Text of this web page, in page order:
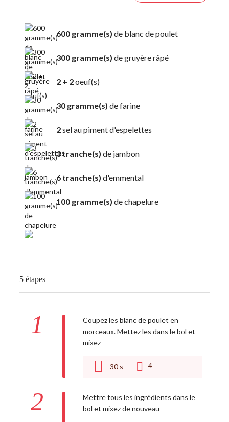
600 gramme(s) de blanc de poulet
300 gramme(s) de gruyère râpé
2 + 2oeuf(s)
30 gramme(s) de farine
2sel au piment d'espelettes
3 tranche(s) de jambon
6 tranche(s) d'emmental
100 gramme(s) de chapelure
5 étapes
1
Coupez les blanc de poulet en
morceaux. Mettez les dans le bol et
mixez
30 s 4
2
Mettre tous les ingrédients dans le
bol et mixez de nouveau